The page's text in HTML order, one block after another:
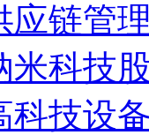
应链管
米科技
科技设